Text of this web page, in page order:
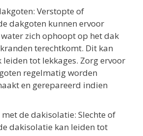
Verstopte of
dakgoten kunnen ervoor
zich ophoopt op het dak
terechtkomt. Dit kan
tot lekkages. Zorg ervoor
regelmatig worden
en gerepareerd indien
de dakisolatie: Slechte of
dakisolatie kan leiden tot